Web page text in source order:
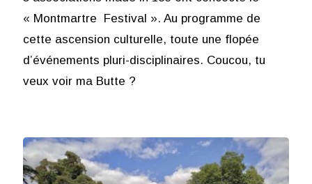
« Montmartre Festival ». Au programme de
cette ascension culturelle, toute une flopée
d’événements pluri-disciplinaires. Coucou, tu
veux voir ma Butte ?